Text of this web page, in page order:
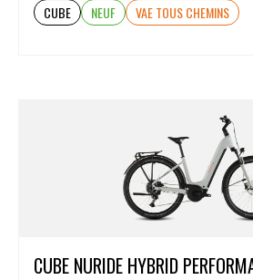
CUBE NEUF VAE TOUS CHEMINS
CUBE NURIDE HYBRID